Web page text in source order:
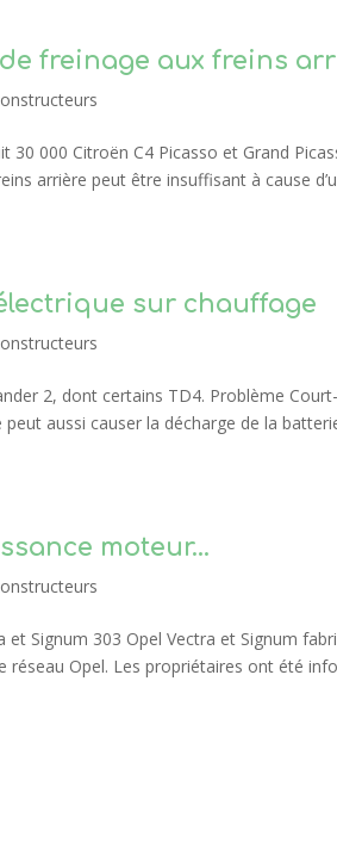
freinage aux freins
30 000 Citroën C4 Picasso et Grand
arrière peut être insuffisant à cause
sur chauffage
2, dont certains TD4. Problème
aussi causer la décharge de la
moteur…
Signum 303 Opel Vectra et Signum
réseau Opel. Les propriétaires ont été